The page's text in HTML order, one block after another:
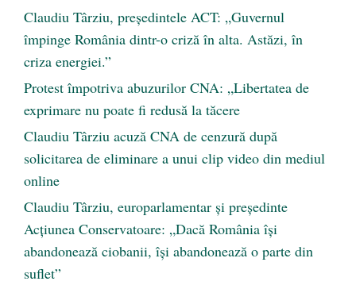
Claudiu Târziu, președintele ACT: „Guvernul
împinge România dintr-o criză în alta. Astăzi, în
criza energiei.”
Protest împotriva abuzurilor CNA: „Libertatea de
exprimare nu poate fi redusă la tăcere
Claudiu Târziu acuză CNA de cenzură după
solicitarea de eliminare a unui clip video din mediul
online
Claudiu Târziu, europarlamentar și președinte
Acțiunea Conservatoare: „Dacă România își
abandonează ciobanii, își abandonează o parte din
suflet”